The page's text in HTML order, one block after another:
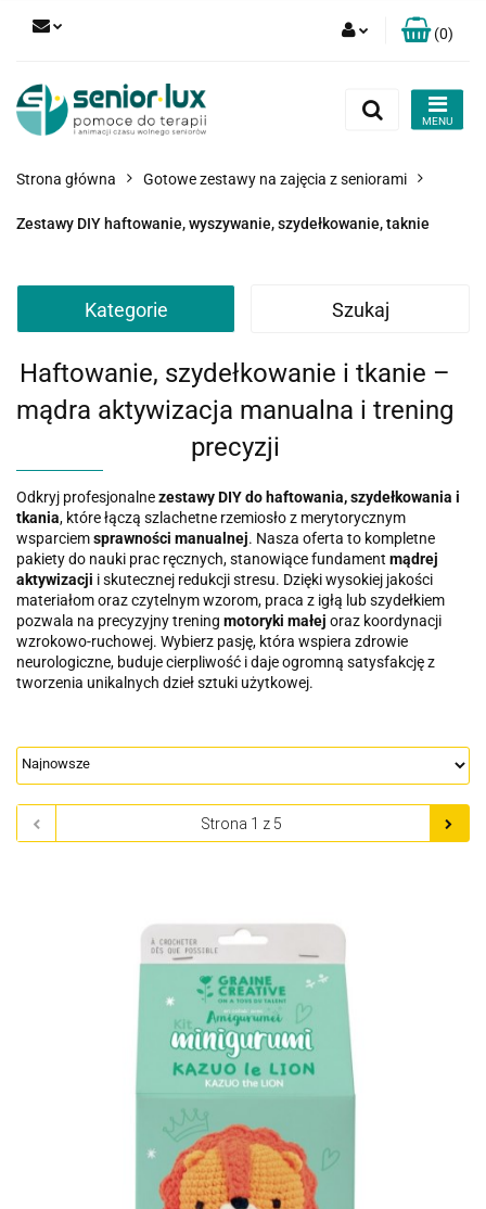
Zarejestruj się
Zgody cookies
(0)
Strona główna Gotowe zestawy na zajęcia z seniorami
Zestawy DIY haftowanie, wyszywanie, szydełkowanie, taknie
Kategorie Szukaj
Haftowanie, szydełkowanie i tkanie –
mądra aktywizacja manualna i trening
precyzji
Odkryj profesjonalnezestawy DIY do haftowania, szydełkowania i
tkania, które łączą szlachetne rzemiosło z merytorycznym
wsparciemsprawności manualnej. Nasza oferta to kompletne
pakiety do nauki prac ręcznych, stanowiące fundament mądrej
aktywizacji i skutecznej redukcji stresu. Dzięki wysokiej jakości
materiałom oraz czytelnym wzorom, praca z igłą lub szydełkiem
pozwala na precyzyjny trening motoryki małej oraz koordynacji
wzrokowo-ruchowej. Wybierz pasję, która wspiera zdrowie
neurologiczne, buduje cierpliwość i daje ogromną satysfakcję z
tworzenia unikalnych dzieł sztuki użytkowej.